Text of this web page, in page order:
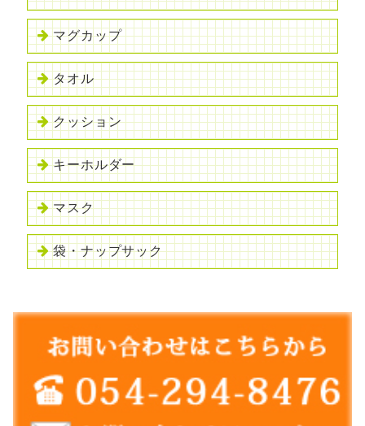
マグカップ
タオル
クッション
キーホルダー
マスク
袋・ナップサック